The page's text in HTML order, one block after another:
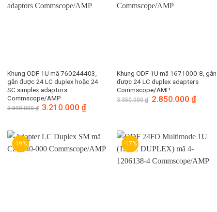
Khung ODF 1U mã 760244403,
gắn được 24 LC duplex hoặc 24
SC simplex adaptors
Commscope/AMP
3.890.000₫ Giá
gốc
3.210.000₫
3.210.000 ₫.
Khung ODF 1U mã 1671000-8, gắn
được 24 LC duplex adapters
Commscope/AMP
3.350.000₫ Giá
gốc
2.850.000 ₫Giá
-19% -17%